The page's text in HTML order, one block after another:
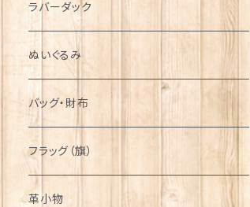
ラバーダック
ぬいぐるみ
バッグ・財布
フラッグ（旗）
革小物